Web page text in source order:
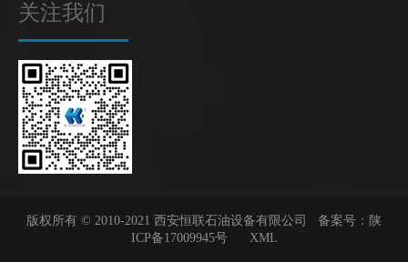
关注我们
版权所有 © 2010-2021 西安恒联石油设备有限公司 备案号： 陕
ICP备17009945号
XML